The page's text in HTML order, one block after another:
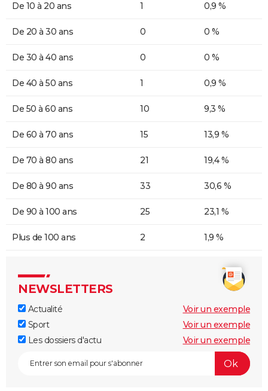
De 10 à 20 ans 1 0,9 %
De 20 à 30 ans 0 0 %
De 30 à 40 ans 0 0 %
De 40 à 50 ans 1 0,9 %
De 50 à 60 ans 10 9,3 %
De 60 à 70 ans 15 13,9 %
De 70 à 80 ans 21 19,4 %
De 80 à 90 ans 33 30,6 %
De 90 à 100 ans 25 23,1 %
Plus de 100 ans 2 1,9 %
NEWSLETTERS
Actualité
Voir un exemple
Sport
Voir un exemple
Les dossiers d'actu
Voir un exemple